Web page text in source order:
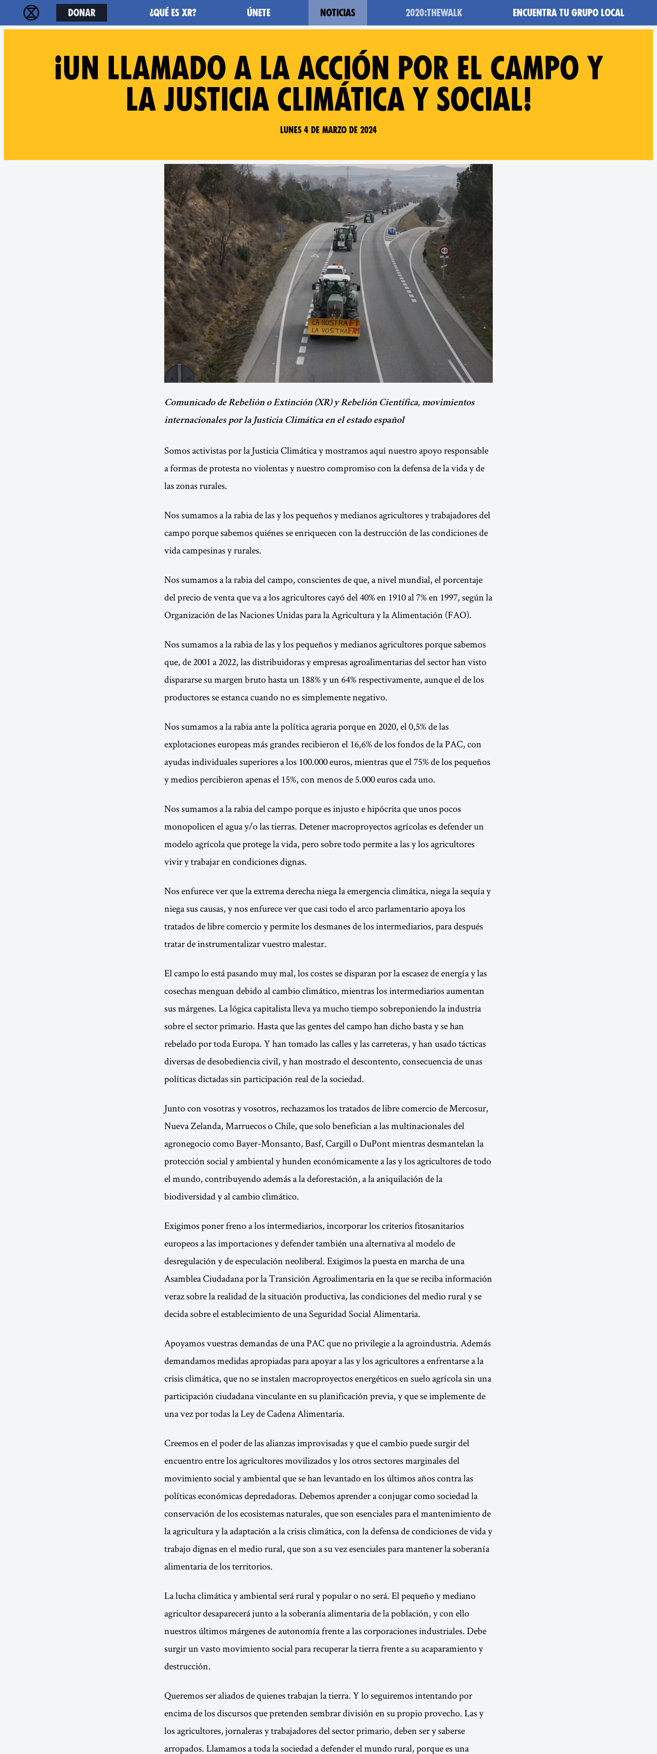
Donar ¿Qué es XR? Únete Noticias 2020:TheWalk Encuentra tu grupo local
¡Un llamado a la acción por el campo y
la justicia climática y social!
Lunes 4 de marzo de 2024
Comunicado de Rebelión o Extinción (XR) y Rebelión Científica, movimientos
internacionales por la Justicia Climática en el estado español
Somos activistas por la Justicia Climática y mostramos aquí nuestro apoyo responsable
a formas de protesta no violentas y nuestro compromiso con la defensa de la vida y de
las zonas rurales.
Nos sumamos a la rabia de las y los pequeños y medianos agricultores y trabajadores del
campo porque sabemos quiénes se enriquecen con la destrucción de las condiciones de
vida campesinas y rurales.
Nos sumamos a la rabia del campo, conscientes de que, a nivel mundial, el porcentaje
del precio de venta que va a los agricultores cayó del 40% en 1910 al 7% en 1997, según la
Organización de las Naciones Unidas para la Agricultura y la Alimentación (FAO).
Nos sumamos a la rabia de las y los pequeños y medianos agricultores porque sabemos
que, de 2001 a 2022, las distribuidoras y empresas agroalimentarias del sector han visto
dispararse su margen bruto hasta un 188% y un 64% respectivamente, aunque el de los
productores se estanca cuando no es simplemente negativo.
Nos sumamos a la rabia ante la política agraria porque en 2020, el 0,5% de las
explotaciones europeas más grandes recibieron el 16,6% de los fondos de la PAC, con
ayudas individuales superiores a los 100.000 euros, mientras que el 75% de los pequeños
y medios percibieron apenas el 15%, con menos de 5.000 euros cada uno.
Nos sumamos a la rabia del campo porque es injusto e hipócrita que unos pocos
monopolicen el agua y/o las tierras. Detener macroproyectos agrícolas es defender un
modelo agrícola que protege la vida, pero sobre todo permite a las y los agricultores
vivir y trabajar en condiciones dignas.
Nos enfurece ver que la extrema derecha niega la emergencia climática, niega la sequía y
niega sus causas, y nos enfurece ver que casi todo el arco parlamentario apoya los
tratados de libre comercio y permite los desmanes de los intermediarios, para después
tratar de instrumentalizar vuestro malestar.
El campo lo está pasando muy mal, los costes se disparan por la escasez de energía y las
cosechas menguan debido al cambio climático, mientras los intermediarios aumentan
sus márgenes. La lógica capitalista lleva ya mucho tiempo sobreponiendo la industria
sobre el sector primario. Hasta que las gentes del campo han dicho basta y se han
rebelado por toda Europa. Y han tomado las calles y las carreteras, y han usado tácticas
diversas de desobediencia civil, y han mostrado el descontento, consecuencia de unas
políticas dictadas sin participación real de la sociedad.
Junto con vosotras y vosotros, rechazamos los tratados de libre comercio de Mercosur,
Nueva Zelanda, Marruecos o Chile, que solo benefician a las multinacionales del
agronegocio como Bayer-Monsanto, Basf, Cargill o DuPont mientras desmantelan la
protección social y ambiental y hunden económicamente a las y los agricultores de todo
el mundo, contribuyendo además a la deforestación, a la aniquilación de la
biodiversidad y al cambio climático.
Exigimos poner freno a los intermediarios, incorporar los criterios fitosanitarios
europeos a las importaciones y defender también una alternativa al modelo de
desregulación y de especulación neoliberal. Exigimos la puesta en marcha de una
Asamblea Ciudadana por la Transición Agroalimentaria en la que se reciba información
veraz sobre la realidad de la situación productiva, las condiciones del medio rural y se
decida sobre el establecimiento de una Seguridad Social Alimentaria.
Apoyamos vuestras demandas de una PAC que no privilegie a la agroindustria. ​​​​​​​Además
demandamos medidas apropiadas para apoyar a las y los agricultores a enfrentarse a la
crisis climática, que no se instalen macroproyectos energéticos en suelo agrícola sin una
participación ciudadana vinculante en su planificación previa, y que se implemente de
una vez por todas la Ley de Cadena Alimentaria.
Creemos en el poder de las alianzas improvisadas y que el cambio puede surgir del
encuentro entre los agricultores movilizados y los otros sectores marginales del
movimiento social y ambiental que se han levantado en los últimos años contra las
políticas económicas depredadoras. Debemos aprender a conjugar como sociedad la
conservación de los ecosistemas naturales, que son esenciales para el mantenimiento de
la agricultura y la adaptación a la crisis climática, con la defensa de condiciones de vida y
trabajo dignas en el medio rural, que son a su vez esenciales para mantener la soberanía
alimentaria de los territorios.
La lucha climática y ambiental será rural y popular o no será. El pequeño y mediano
agricultor desaparecerá junto a la soberanía alimentaria de la población, y con ello
nuestros últimos márgenes de autonomía frente a las corporaciones industriales. Debe
surgir un vasto movimiento social para recuperar la tierra frente a su acaparamiento y
destrucción.
Queremos ser aliados de quienes trabajan la tierra. Y lo seguiremos intentando por
encima de los discursos que pretenden sembrar división en su propio provecho. Las y
los agricultores, jornaleras y trabajadores del sector primario, deben ser y saberse
arropados. Llamamos a toda la sociedad a defender el mundo rural, porque es una